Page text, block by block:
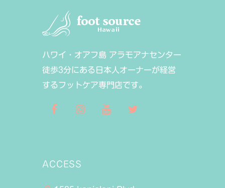
ハワイ・オアフ島 アラモアナセンター
徒歩3分にある日本人オーナーが経営
するフットケア専門店です。
ACCESS